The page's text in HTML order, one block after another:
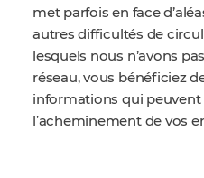
met parfois en face
autres difficultés de
lesquels nous n’avons
réseau, vous bénéficiez
informations qui
lʼacheminement de vos